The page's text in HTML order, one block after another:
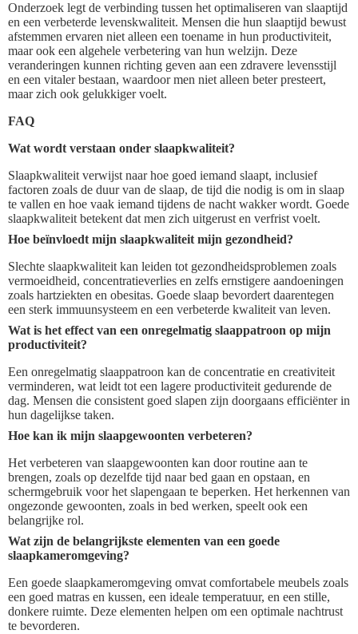
Onderzoek legt de verbinding tussen het optimaliseren van slaaptijd
en een verbeterde levenskwaliteit. Mensen die hun slaaptijd bewust
afstemmen ervaren niet alleen een toename in hun productiviteit,
maar ook een algehele verbetering van hun welzijn. Deze
veranderingen kunnen richting geven aan een zdravere levensstijl
en een vitaler bestaan, waardoor men niet alleen beter presteert,
maar zich ook gelukkiger voelt.
FAQ
Wat wordt verstaan onder slaapkwaliteit?
Slaapkwaliteit verwijst naar hoe goed iemand slaapt, inclusief
factoren zoals de duur van de slaap, de tijd die nodig is om in slaap
te vallen en hoe vaak iemand tijdens de nacht wakker wordt. Goede
slaapkwaliteit betekent dat men zich uitgerust en verfrist voelt.
Hoe beïnvloedt mijn slaapkwaliteit mijn gezondheid?
Slechte slaapkwaliteit kan leiden tot gezondheidsproblemen zoals
vermoeidheid, concentratieverlies en zelfs ernstigere aandoeningen
zoals hartziekten en obesitas. Goede slaap bevordert daarentegen
een sterk immuunsysteem en een verbeterde kwaliteit van leven.
Wat is het effect van een onregelmatig slaappatroon op mijn
productiviteit?
Een onregelmatig slaappatroon kan de concentratie en creativiteit
verminderen, wat leidt tot een lagere productiviteit gedurende de
dag. Mensen die consistent goed slapen zijn doorgaans efficiënter in
hun dagelijkse taken.
Hoe kan ik mijn slaapgewoonten verbeteren?
Het verbeteren van slaapgewoonten kan door routine aan te
brengen, zoals op dezelfde tijd naar bed gaan en opstaan, en
schermgebruik voor het slapengaan te beperken. Het herkennen van
ongezonde gewoonten, zoals in bed werken, speelt ook een
belangrijke rol.
Wat zijn de belangrijkste elementen van een goede
slaapkameromgeving?
Een goede slaapkameromgeving omvat comfortabele meubels zoals
een goed matras en kussen, een ideale temperatuur, en een stille,
donkere ruimte. Deze elementen helpen om een optimale nachtrust
te bevorderen.